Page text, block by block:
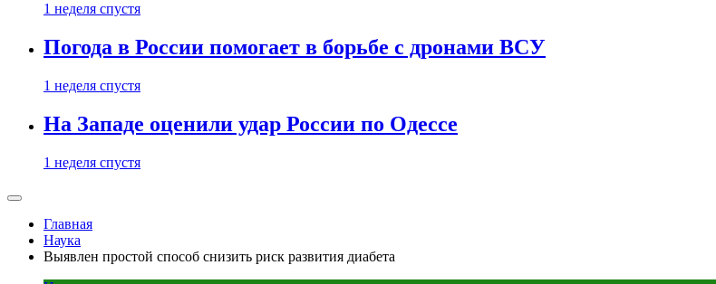
1 неделя спустя
Погода в России помогает в борьбе с дронами ВСУ
1 неделя спустя
На Западе оценили удар России по Одессе
1 неделя спустя
Главная
Наука
Выявлен простой способ снизить риск развития диабета